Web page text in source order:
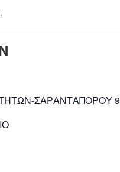
ΣΑΡΑΝΤΑΠΟΡΟΥ 9